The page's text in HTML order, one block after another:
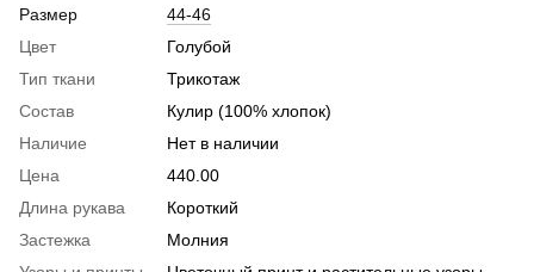
Размер
44-46
Цвет
Голубой
Тип ткани
Трикотаж
Состав
Кулир (100% хлопок)
Наличие
Нет в наличии
Цена
440.00
Длина рукава
Короткий
Застежка
Молния